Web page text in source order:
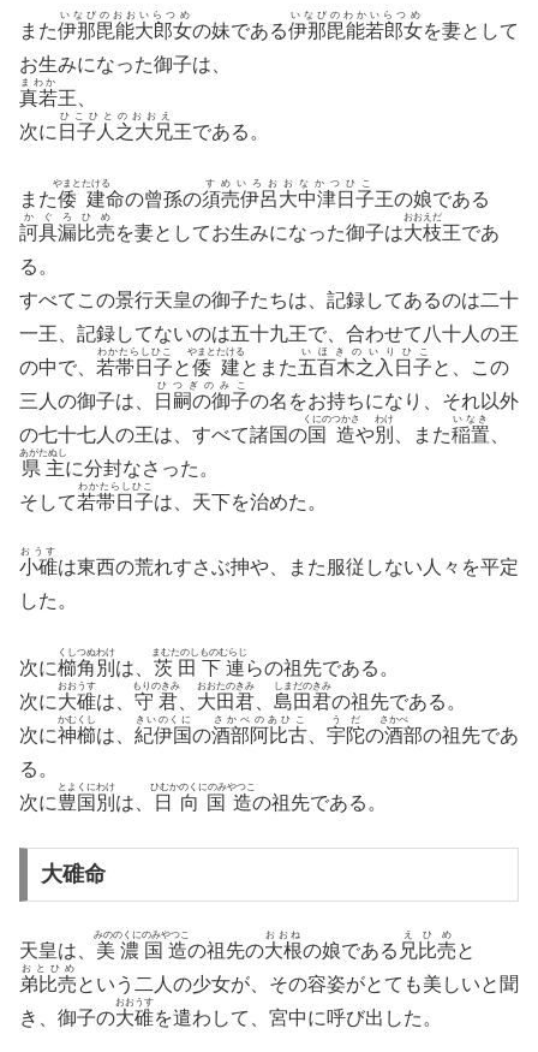
また伊那毘能大郎女
いなびのおおいらつめ
の妹である伊那毘能若郎女
いなびのわかいらつめ
を妻として
お生みになった御子は、
真若
まわか
王、
次に 日子人之大兄
ひこひとのおおえ
王である。
また倭建
やまとたける
命の曾孫の須売伊呂大中津日子
すめいろおおなかつひこ
王の娘である
訶具漏比売
かぐろひめ
を妻としてお生みになった御子は大枝
おおえだ
王であ
る。
すべてこの景行天皇の御子たちは、記録してあるのは二十
一王、記録してないのは五十九王で、合わせて八十人の王
の中で、 若帯日子
わかたらしひこ
と倭建
やまとたける
とまた五百木之入日子
いほきのいりひこ
と、この
三人の御子は、
日嗣の御子
ひつぎのみこ
の名をお持ちになり、それ以外
の七十七人の王は、すべて諸国の国造
くにのつかさ
や別
わけ
、また稲置
いなき
県主
あがたぬし
に分封なさった。
そして若帯日子
わかたらしひこ
は、天下を治めた。
小碓
おうす
は東西の荒れすさぶ抻や、また服従しない人々を平定
した。
次に櫛角別
くしつぬわけ
は、 茨田下連
まむたのしものむらじ
らの祖先である。
次に大碓
おおうす
は、 守君
もりのきみ
大田君
おおたのきみ
島田君
しまだのきみ
の祖先である。
次に神櫛
かむくし
は、 紀伊国
きいのくに
の酒部阿比古
さかべのあひこ
宇陀
うだ
の酒
さかべ
部の祖先であ
る。
次に豊国別
とよくにわけ
は、 日向国造
ひむかのくにのみやつこ
の祖先である。
大碓命
天皇は、 美濃国造
みののくにのみやつこ
の祖先の大根
おおね
の娘である 兄比売
えひめ
と
弟比売
おとひめ
という二人の少女が、その容姿がとても美しいと聞
き、御子の大碓
おおうす
を遣わして、宮中に呼び出した。